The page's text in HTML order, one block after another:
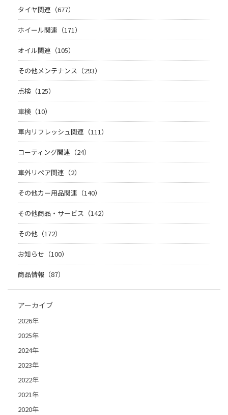
タイヤ関連（677）
ホイール関連（171）
オイル関連（105）
その他メンテナンス（293）
点検（125）
車検（10）
車内リフレッシュ関連（111）
コーティング関連（24）
車外リペア関連（2）
その他カー用品関連（140）
その他商品・サービス（142）
その他（172）
お知らせ（100）
商品情報（87）
アーカイブ
2026年
2025年
2024年
2023年
2022年
2021年
2020年